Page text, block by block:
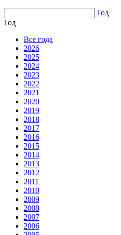
Год
Год
Все года
2026
2025
2024
2023
2022
2021
2020
2019
2018
2017
2016
2015
2014
2013
2012
2011
2010
2009
2008
2007
2006